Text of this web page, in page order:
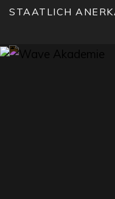
STAATLICH